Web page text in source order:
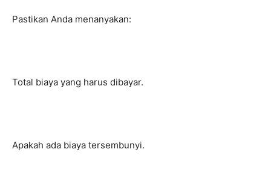
Pastikan Anda menanyakan:
Total biaya yang harus dibayar.
Apakah ada biaya tersembunyi.